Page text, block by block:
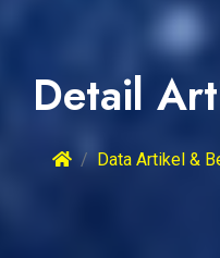
Detail
Data Artikel &